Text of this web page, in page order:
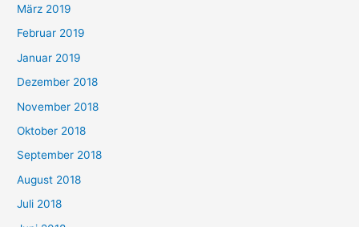
März 2019
Februar 2019
Januar 2019
Dezember 2018
November 2018
Oktober 2018
September 2018
August 2018
Juli 2018